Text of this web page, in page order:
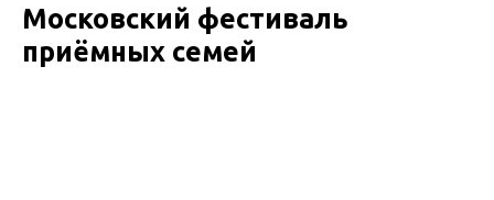
Московский фестиваль
приёмных семей